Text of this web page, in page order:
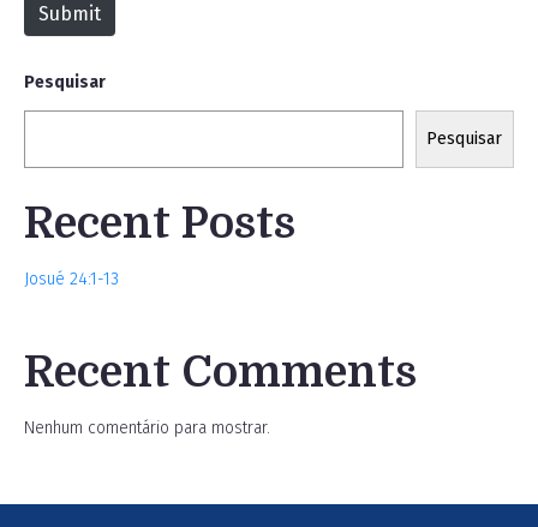
Submit
Pesquisar
Pesquisar
Recent Posts
Josué 24:1-13
Recent Comments
Nenhum comentário para mostrar.